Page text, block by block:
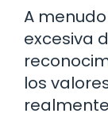
A
excesiva
los